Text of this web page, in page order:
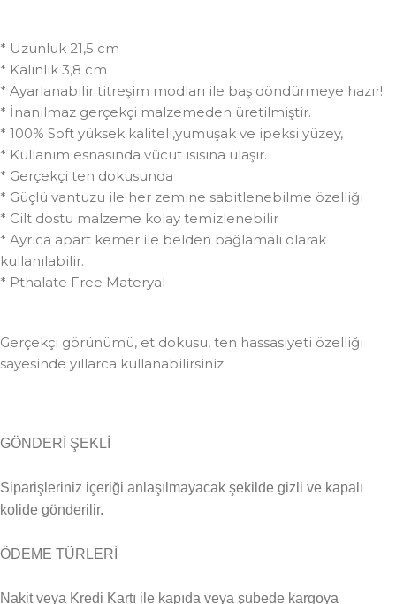
* Uzunluk 21,5 cm
* Kalınlık 3,8 cm
* Ayarlanabilir titreşim modları ile baş döndürmeye hazır!
* İnanılmaz gerçekçi malzemeden üretilmiştir.
* 100% Soft yüksek kaliteli,yumuşak ve ipeksi yüzey,
* Kullanım esnasında vücut ısısına ulaşır.
* Gerçekçi ten dokusunda
* Güçlü vantuzu ile her zemine sabitlenebilme özelliği
* Cilt dostu malzeme kolay temizlenebilir
* Ayrıca apart kemer ile belden bağlamalı olarak
kullanılabilir.
* Pthalate Free Materyal
Gerçekçi görünümü, et dokusu, ten hassasiyeti özelliği
sayesinde yıllarca kullanabilirsiniz.
GÖNDERİ ŞEKLİ
Siparişleriniz içeriği anlaşılmayacak şekilde gizli ve kapalı
kolide gönderilir.
ÖDEME TÜRLERİ
Nakit veya Kredi Kartı ile kapıda veya şubede kargoya